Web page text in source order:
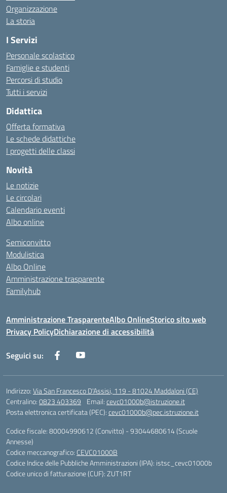
Organizzazione
La storia
I Servizi
Personale scolastico
Famiglie e studenti
Percorsi di studio
Tutti i servizi
Didattica
Offerta formativa
Le schede didattiche
I progetti delle classi
Novità
Le notizie
Le circolari
Calendario eventi
Albo online
Semiconvitto
Modulistica
Albo Online
Amministrazione trasparente
Familyhub
Amministrazione TrasparenteAlbo OnlineStorico sito web
Privacy PolicyDichiarazione di accessibilità
Seguici su:
Indirizzo:Via San Francesco D'Assisi, 119 - 81024 Maddaloni (CE)
Centralino:0823 403369 Email:cevc01000b@istruzione.it
Posta elettronica certificata (PEC):cevc01000b@pec.istruzione.it
Codice fiscale: 80004990612 (Convitto) - 93044680614 (Scuole
Annesse)
Codice meccanografico: CEVC01000B
Codice Indice delle Pubbliche Amministrazioni (IPA): istsc_cevc01000b
Codice unico di fatturazione (CUF): ZUT1RT